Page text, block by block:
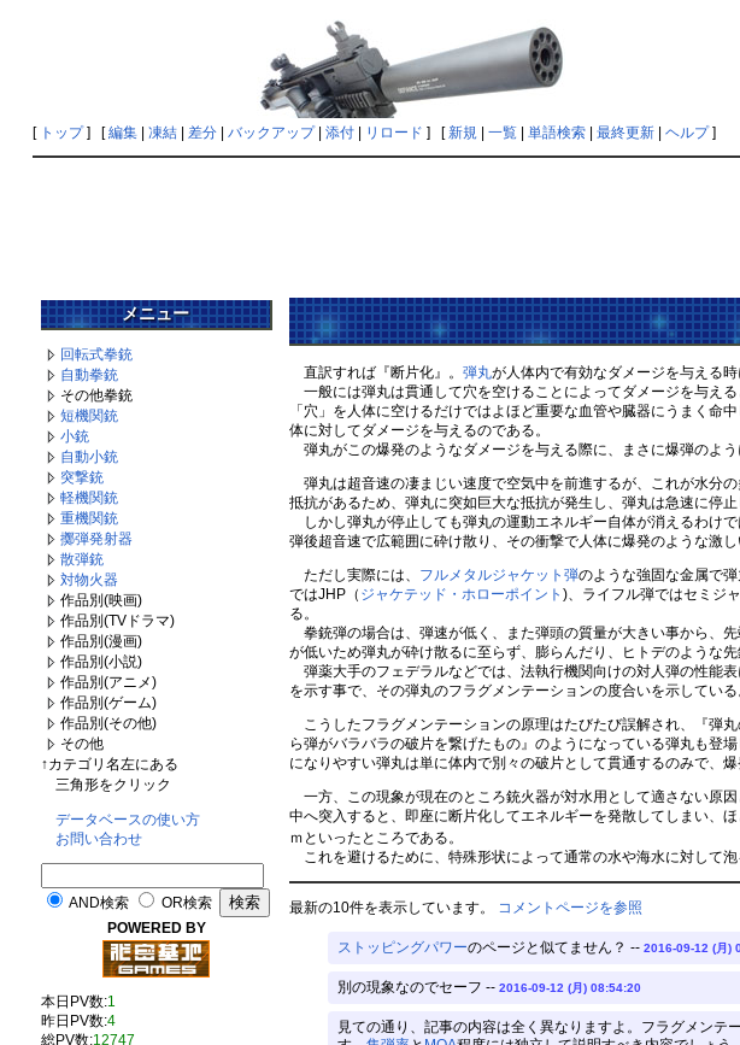
[ トップ] [編集| 凍結| 差分| バックアップ| 添付| リロード ] [新規| 一覧| 単語検索| 最終更新| ヘルプ]
メニュー
回転式拳銃
自動拳銃
その他拳銃
短機関銃
小銃
自動小銃
突撃銃
軽機関銃
重機関銃
擲弾発射器
散弾銃
対物火器
作品別(映画)
作品別(TVドラマ)
作品別(漫画)
作品別(小説)
作品別(アニメ)
作品別(ゲーム)
作品別(その他)
その他
↑カテゴリ名左にある
三角形をクリック
データベースの使い方
お問い合わせ
AND検索
OR検索
POWERED BY
本日PV数:1
昨日PV数:4
総PV数:12747
直訳すれば『断片化』。 弾丸が人体内で有効なダメージを与える時
一般には弾丸は貫通して穴を空けることによってダメージを与え
「穴」を人体に空けるだけではよほど重要な血管や臓器にうまく
体に対してダメージを与えるのである。
弾丸がこの爆発のようなダメージを与える際に、まさに爆弾のよ
弾丸は超音速の凄まじい速度で空気中を前進するが、これが水分
抵抗があるため、弾丸に突如巨大な抵抗が発生し、弾丸は急速に停止
しかし弾丸が停止しても弾丸の運動エネルギー自体が消えるわけ
弾後超音速で広範囲に砕け散り、その衝撃で人体に爆発のような激
ただし実際には、 フルメタルジャケット弾のような強固な金属で
ではJHP（ ジャケテッド・ホローポイント )、ライフル弾ではセミジ
る。
拳銃弾の場合は、弾速が低く、また弾頭の質量が大きい事から、
が低いため弾丸が砕け散るに至らず、膨らんだり、ヒトデのような
弾薬大手のフェデラルなどでは、法執行機関向けの対人弾の性能
を示す事で、その弾丸のフラグメンテーションの度合いを示している
こうしたフラグメンテーションの原理はたびたび誤解され、『弾
ら弾がバラバラの破片を繋げたもの』のようになっている弾丸も登
になりやすい弾丸は単に体内で別々の破片として貫通するのみで、
一方、この現象が現在のところ銃火器が対水用として適さない原
中へ突入すると、即座に断片化してエネルギーを発散してしまい、
ｍといったところである。
これを避けるために、特殊形状によって通常の水や海水に対して
最新の10件を表示しています。 コメントページを参照
ストッピングパワーのページと似てません？ -- 2016-09-12 (月)
別の現象なのでセーフ -- 2016-09-12 (月) 08:54:20
見ての通り、記事の内容は全く異なりますよ。フラグメン